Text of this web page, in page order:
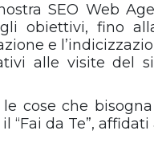
SEO Web
obiettivi, fino
e
alle visite del
cose che
“Fai da Te”,